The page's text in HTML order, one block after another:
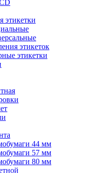
этикетки
этикеток
этикетки
44 мм
57 мм
80 мм